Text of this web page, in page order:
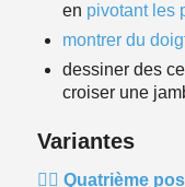
en pivotant les
montrer du
dessiner des
croiser une
Variantes
🧘‍♀️ Quatrième